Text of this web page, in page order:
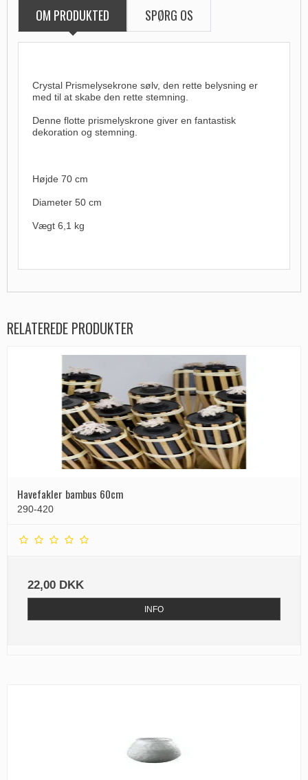
OM PRODUKTED SPØRG OS
Crystal Prismelysekrone sølv, den rette belysning er
med til at skabe den rette stemning.
Denne flotte prismelyskrone giver en fantastisk
dekoration og stemning.
Højde 70 cm
Diameter 50 cm
Vægt 6,1 kg
RELATEREDE PRODUKTER
Havefakler bambus 60cm
290-420
22,00 DKK
INFO